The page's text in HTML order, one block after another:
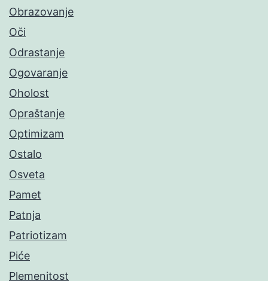
Obrazovanje
Oči
Odrastanje
Ogovaranje
Oholost
Opraštanje
Optimizam
Ostalo
Osveta
Pamet
Patnja
Patriotizam
Piće
Plemenitost